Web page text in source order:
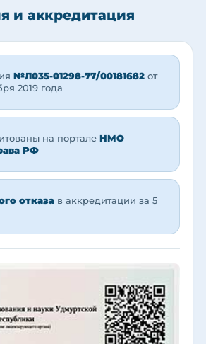
и аккредитация
№Л035-01298-77/00181682 от
2019 года
на портале НМО
РФ
отказа в аккредитации за 5